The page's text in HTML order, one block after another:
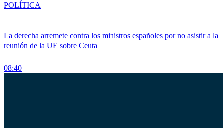
La derecha arremete contra los ministros españoles por no asistir a la
reunión de la UE sobre Ceuta
08:40
POLÍTICA